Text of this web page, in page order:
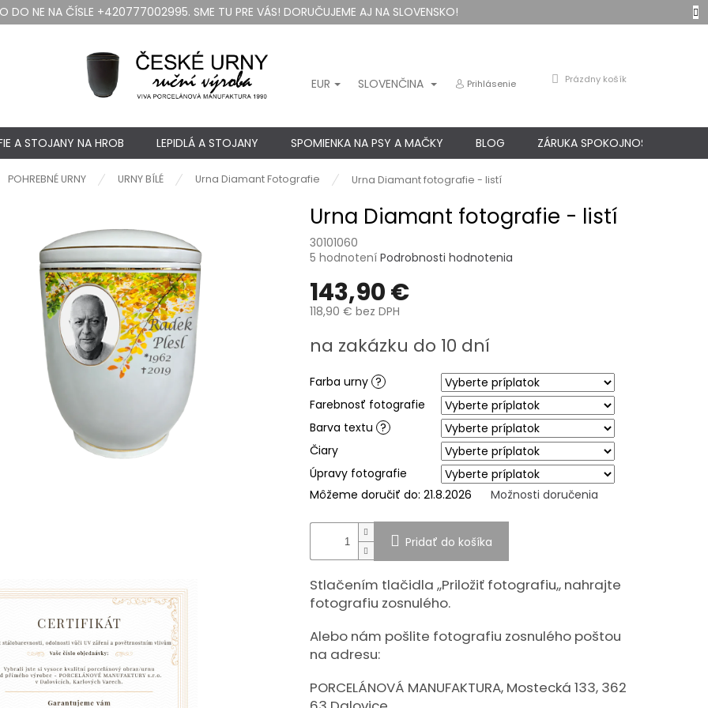
DO NE NA ČÍSLE +420777002995. SME TU PRE VÁS! DORUČUJEME AJ NA SLOVENSKO!
EUR SLOVENČINA Prihlásenie
NÁKUPNÝ
Prázdny košík
A STOJANY NA HROB LEPIDLÁ A STOJANY SPOMIENKA NA PSY A MAČKY BLOG ZÁRUKA SPOKOJNOSTI
POHREBNÉ URNY URNY BÍLÉ Urna Diamant Fotografie Urna Diamant fotografie - listí
Urna Diamant fotografie - listí
30101060
Priemerné
produktu
je
5,0
5
5 hodnotení Podrobnosti hodnotenia
143,90 €
118,90 € bez DPH
cena:
na zakázku do 10 dní
Farba urny ?
Farebnosť fotografie
Barva textu ?
Čiary
Úpravy fotografie
Môžeme doručiť do: 21.8.2026 Možnosti doručenia
Pridať do košíka
Stlačením tlačidla ,,Priložiť fotografiu,, nahrajte
fotografiu zosnulého.
Alebo nám pošlite fotografiu zosnulého poštou
na adresu:
PORCELÁNOVÁ MANUFAKTURA, Mostecká 133, 362